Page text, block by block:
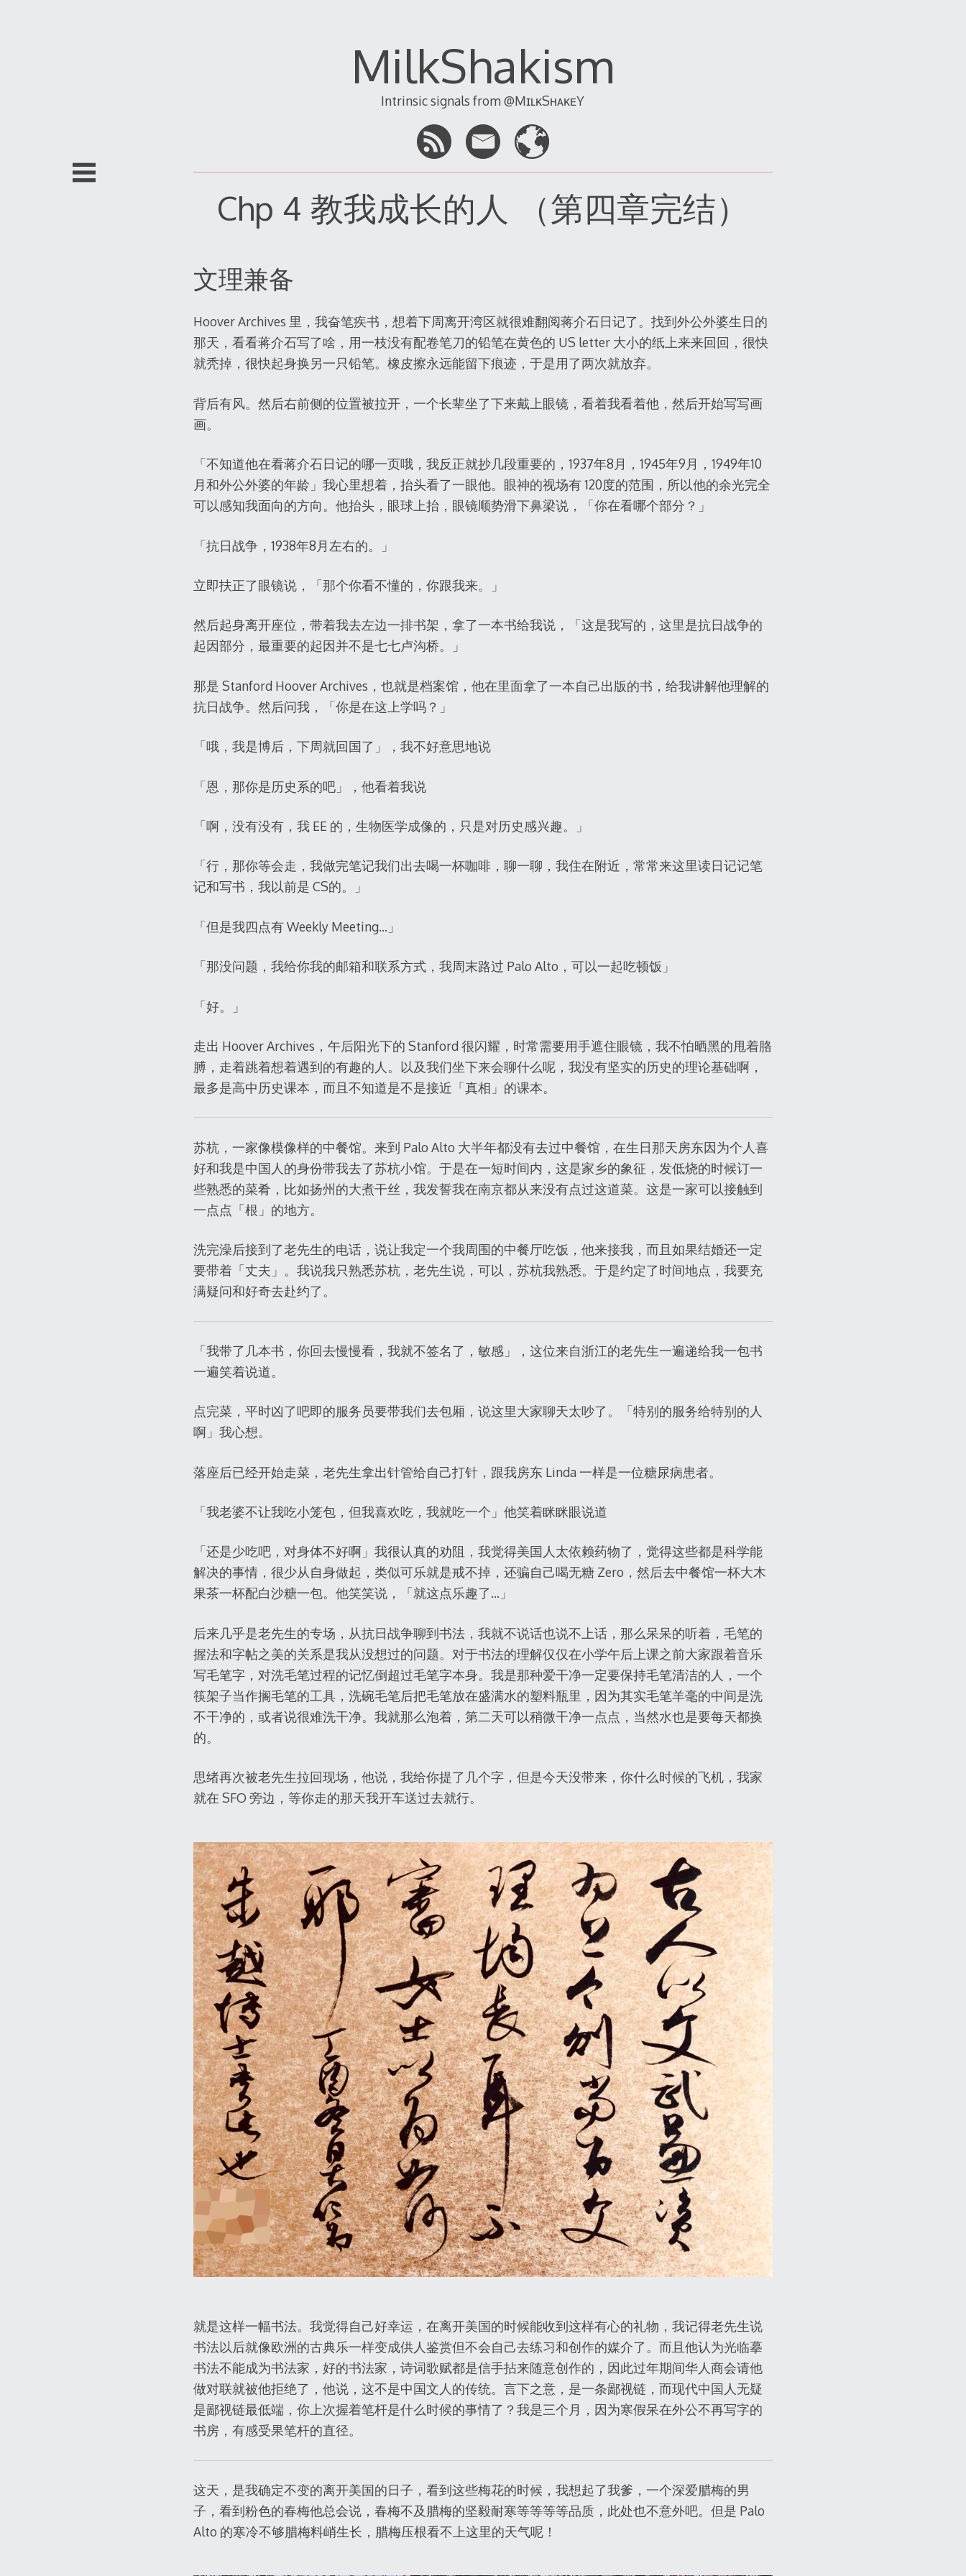
MilkShakism
Intrinsic signals from @MɪʟᴋSʜᴀᴋᴇY
Chp 4 教我成长的人 （第四章完结）
文理兼备
Hoover Archives 里，我奋笔疾书，想着下周离开湾区就很难翻阅蒋介石日记了。找到外公外婆生日的
那天，看看蒋介石写了啥，用一枝没有配卷笔刀的铅笔在黄色的 US letter 大小的纸上来来回回，很快
就秃掉，很快起身换另一只铅笔。橡皮擦永远能留下痕迹，于是用了两次就放弃。
背后有风。然后右前侧的位置被拉开，一个长辈坐了下来戴上眼镜，看着我看着他，然后开始写写画
画。
「不知道他在看蒋介石日记的哪一页哦，我反正就抄几段重要的，1937年8月，1945年9月，1949年10
月和外公外婆的年龄」我心里想着，抬头看了一眼他。眼神的视场有 120度的范围，所以他的余光完全
可以感知我面向的方向。他抬头，眼球上抬，眼镜顺势滑下鼻梁说，「你在看哪个部分？」
「抗日战争，1938年8月左右的。」
立即扶正了眼镜说，「那个你看不懂的，你跟我来。」
然后起身离开座位，带着我去左边一排书架，拿了一本书给我说，「这是我写的，这里是抗日战争的
起因部分，最重要的起因并不是七七卢沟桥。」
那是 Stanford Hoover Archives，也就是档案馆，他在里面拿了一本自己出版的书，给我讲解他理解的
抗日战争。然后问我，「你是在这上学吗？」
「哦，我是博后，下周就回国了」，我不好意思地说
「恩，那你是历史系的吧」，他看着我说
「啊，没有没有，我 EE 的，生物医学成像的，只是对历史感兴趣。」
「行，那你等会走，我做完笔记我们出去喝一杯咖啡，聊一聊，我住在附近，常常来这里读日记记笔
记和写书，我以前是 CS的。」
「但是我四点有 Weekly Meeting…」
「那没问题，我给你我的邮箱和联系方式，我周末路过 Palo Alto，可以一起吃顿饭」
「好。」
走出 Hoover Archives，午后阳光下的 Stanford 很闪耀，时常需要用手遮住眼镜，我不怕晒黑的甩着胳
膊，走着跳着想着遇到的有趣的人。以及我们坐下来会聊什么呢，我没有坚实的历史的理论基础啊，
最多是高中历史课本，而且不知道是不是接近「真相」的课本。
苏杭，一家像模像样的中餐馆。来到 Palo Alto 大半年都没有去过中餐馆，在生日那天房东因为个人喜
好和我是中国人的身份带我去了苏杭小馆。于是在一短时间内，这是家乡的象征，发低烧的时候订一
些熟悉的菜肴，比如扬州的大煮干丝，我发誓我在南京都从来没有点过这道菜。这是一家可以接触到
一点点「根」的地方。
洗完澡后接到了老先生的电话，说让我定一个我周围的中餐厅吃饭，他来接我，而且如果结婚还一定
要带着「丈夫」。我说我只熟悉苏杭，老先生说，可以，苏杭我熟悉。于是约定了时间地点，我要充
满疑问和好奇去赴约了。
「我带了几本书，你回去慢慢看，我就不签名了，敏感」，这位来自浙江的老先生一遍递给我一包书
一遍笑着说道。
点完菜，平时凶了吧即的服务员要带我们去包厢，说这里大家聊天太吵了。「特别的服务给特别的人
啊」我心想。
落座后已经开始走菜，老先生拿出针管给自己打针，跟我房东 Linda 一样是一位糖尿病患者。
「我老婆不让我吃小笼包，但我喜欢吃，我就吃一个」他笑着眯眯眼说道
「还是少吃吧，对身体不好啊」我很认真的劝阻，我觉得美国人太依赖药物了，觉得这些都是科学能
解决的事情，很少从自身做起，类似可乐就是戒不掉，还骗自己喝无糖 Zero，然后去中餐馆一杯大木
果茶一杯配白沙糖一包。他笑笑说，「就这点乐趣了…」
后来几乎是老先生的专场，从抗日战争聊到书法，我就不说话也说不上话，那么呆呆的听着，毛笔的
握法和字帖之美的关系是我从没想过的问题。对于书法的理解仅仅在小学午后上课之前大家跟着音乐
写毛笔字，对洗毛笔过程的记忆倒超过毛笔字本身。我是那种爱干净一定要保持毛笔清洁的人，一个
筷架子当作搁毛笔的工具，洗碗毛笔后把毛笔放在盛满水的塑料瓶里，因为其实毛笔羊毫的中间是洗
不干净的，或者说很难洗干净。我就那么泡着，第二天可以稍微干净一点点，当然水也是要每天都换
的。
思绪再次被老先生拉回现场，他说，我给你提了几个字，但是今天没带来，你什么时候的飞机，我家
就在 SFO 旁边，等你走的那天我开车送过去就行。
就是这样一幅书法。我觉得自己好幸运，在离开美国的时候能收到这样有心的礼物，我记得老先生说
书法以后就像欧洲的古典乐一样变成供人鉴赏但不会自己去练习和创作的媒介了。而且他认为光临摹
书法不能成为书法家，好的书法家，诗词歌赋都是信手拈来随意创作的，因此过年期间华人商会请他
做对联就被他拒绝了，他说，这不是中国文人的传统。言下之意，是一条鄙视链，而现代中国人无疑
是鄙视链最低端，你上次握着笔杆是什么时候的事情了？我是三个月，因为寒假呆在外公不再写字的
书房，有感受果笔杆的直径。
这天，是我确定不变的离开美国的日子，看到这些梅花的时候，我想起了我爹，一个深爱腊梅的男
子，看到粉色的春梅他总会说，春梅不及腊梅的坚毅耐寒等等等等品质，此处也不意外吧。但是 Palo
Alto 的寒冷不够腊梅料峭生长，腊梅压根看不上这里的天气呢！